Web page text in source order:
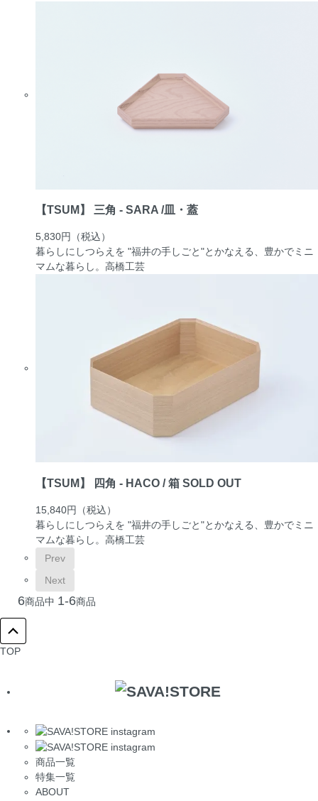
【TSUM】 三角 - SARA /皿・蓋
5,830円
（税込）
暮らしにしつらえを "福井の手しごと"とかなえる、豊かでミニ
マムな暮らし。 高橋工芸
【TSUM】 四角 - HACO / 箱 SOLD OUT
15,840円
（税込）
暮らしにしつらえを "福井の手しごと"とかなえる、豊かでミニ
マムな暮らし。 高橋工芸
Prev
Next
6商品中 1-6商品
TOP
商品一覧
特集一覧
ABOUT